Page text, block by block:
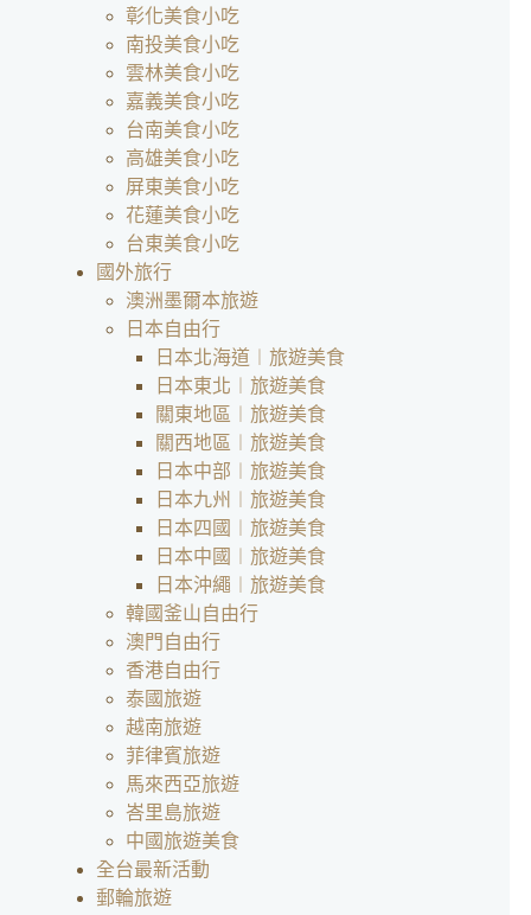
彰化美食小吃
南投美食小吃
雲林美食小吃
嘉義美食小吃
台南美食小吃
高雄美食小吃
屏東美食小吃
花蓮美食小吃
台東美食小吃
國外旅行
澳洲墨爾本旅遊
日本自由行
日本北海道︱旅遊美食
日本東北︱旅遊美食
關東地區︱旅遊美食
關西地區︱旅遊美食
日本中部︱旅遊美食
日本九州︱旅遊美食
日本四國︱旅遊美食
日本中國︱旅遊美食
日本沖繩︱旅遊美食
韓國釜山自由行
澳門自由行
香港自由行
泰國旅遊
越南旅遊
菲律賓旅遊
馬來西亞旅遊
峇里島旅遊
中國旅遊美食
全台最新活動
郵輪旅遊